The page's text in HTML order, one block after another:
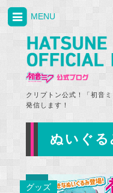
クリプトン公式！「初音
発信します！
MENU
ぬいぐる
グッズ